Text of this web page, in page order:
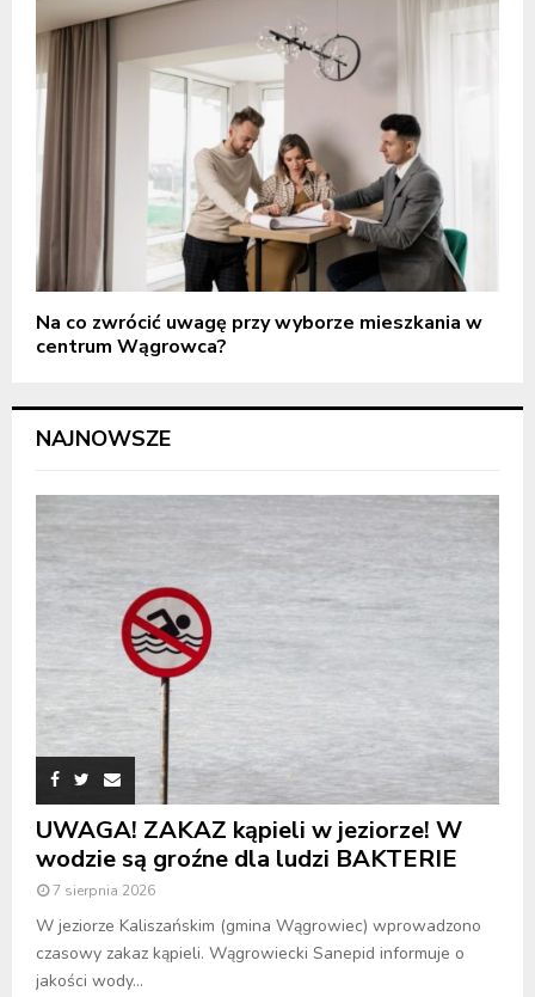
Na co zwrócić uwagę przy wyborze mieszkania w
centrum Wągrowca?
NAJNOWSZE
UWAGA! ZAKAZ kąpieli w jeziorze! W
wodzie są groźne dla ludzi BAKTERIE
7 sierpnia 2026
W jeziorze Kaliszańskim (gmina Wągrowiec) wprowadzono
czasowy zakaz kąpieli. Wągrowiecki Sanepid informuje o
jakości wody...